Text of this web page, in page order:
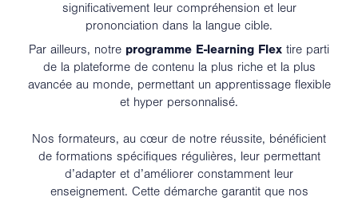
significativement leur compréhension et leur
prononciation dans la langue cible.
Par ailleurs, notre programme E-learning Flex tire parti
de la plateforme de contenu la plus riche et la plus
avancée au monde, permettant un apprentissage flexible
et hyper personnalisé.
Nos formateurs, au cœur de notre réussite, bénéficient
de formations spécifiques régulières, leur permettant
d’adapter et d’améliorer constamment leur
enseignement. Cette démarche garantit que nos